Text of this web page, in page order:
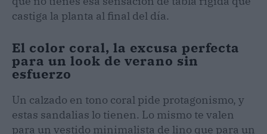
castiga la planta al final del día.
El color coral, la excusa perfecta
para un look de verano sin
esfuerzo
Un calzado en tono coral pide protagonismo, y
estas sandalias lo tienen. Lo mismo te valen
para un vestido minimalista de lino que para un